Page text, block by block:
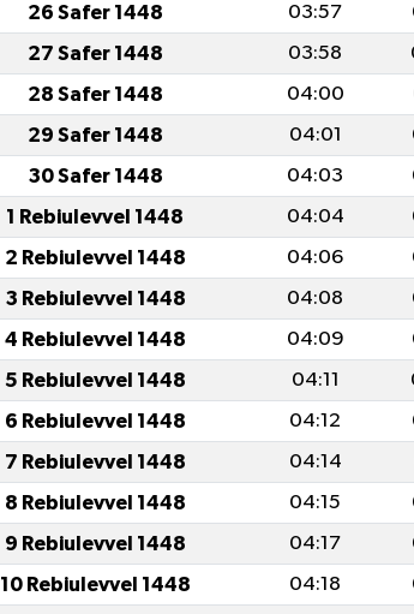
26 Safer 1448 03:57
27 Safer 1448 03:58
28 Safer 1448 04:00
29 Safer 1448 04:01
30 Safer 1448 04:03
1 Rebiulevvel 1448 04:04
2 Rebiulevvel 1448 04:06
3 Rebiulevvel 1448 04:08
4 Rebiulevvel 1448 04:09
5 Rebiulevvel 1448 04:11
6 Rebiulevvel 1448 04:12
7 Rebiulevvel 1448 04:14
8 Rebiulevvel 1448 04:15
9 Rebiulevvel 1448 04:17
10 Rebiulevvel 1448 04:18